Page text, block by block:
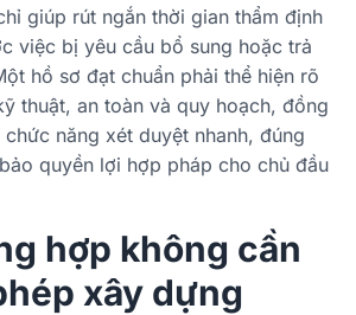
giúp rút ngắn thời gian thẩm định
việc bị yêu cầu bổ sung hoặc trả
hồ sơ đạt chuẩn phải thể hiện rõ
thuật, an toàn và quy hoạch, đồng
năng xét duyệt nhanh, đúng
quyền lợi hợp pháp cho chủ đầu
hợp không cần
xây dựng